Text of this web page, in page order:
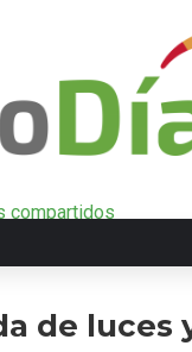
compartidos
de luces